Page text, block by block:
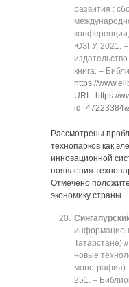
развития :
ЮЗГУ, 2021. ‒
книга. ‒
https://
URL: https://
Рассмотрены
технопарков как
инновационной
появления
Отмечено
экономику страны.
Татарстане)
новые
251. ‒